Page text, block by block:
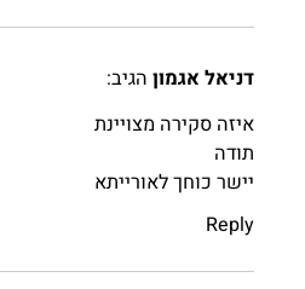
דניאל אגמון הגיב:
איזה סקירה מצויינת
תודה
יישר כוחך לאורייתא
Reply